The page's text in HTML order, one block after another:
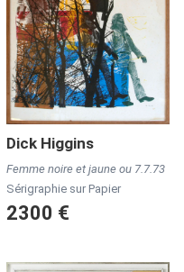
Dick Higgins
Femme noire et jaune ou 7.7.73
Sérigraphie sur Papier
2300 €